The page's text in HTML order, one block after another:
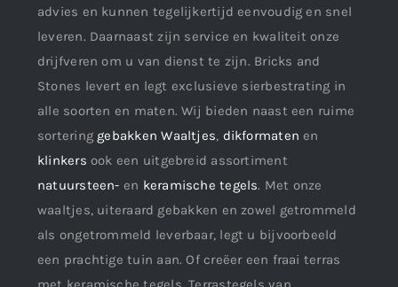
advies en kunnen tegelijkertijd eenvoudig en snel
leveren. Daarnaast zijn service en kwaliteit onze
drijfveren om u van dienst te zijn. Bricks and
Stones levert en legt exclusieve sierbestrating in
alle soorten en maten. Wij bieden naast een ruime
sortering gebakken Waaltjes, dikformaten en
klinkers ook een uitgebreid assortiment
natuursteen- en keramische tegels. Met onze
waaltjes, uiteraard gebakken en zowel getrommeld
als ongetrommeld leverbaar, legt u bijvoorbeeld
een prachtige tuin aan. Of creëer een fraai terras